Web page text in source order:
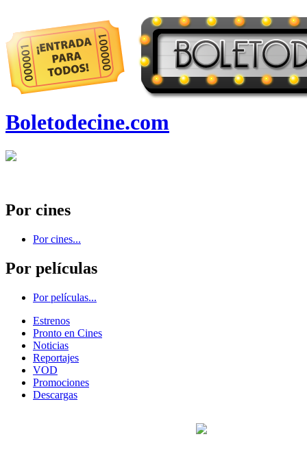
Boletodecine.com
Por cines
Por cines...
Por películas
Por películas...
Estrenos
Pronto en Cines
Noticias
Reportajes
VOD
Promociones
Descargas